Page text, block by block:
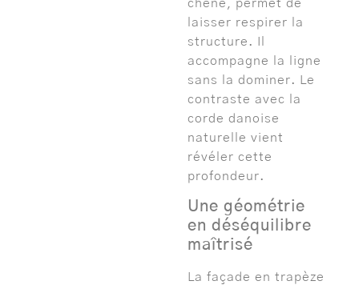
chêne, permet de
laisser respirer la
structure. Il
accompagne la ligne
sans la dominer. Le
contraste avec la
corde danoise
naturelle vient
révéler cette
profondeur.
Une géométrie
en déséquilibre
maîtrisé
La façade en trapèze